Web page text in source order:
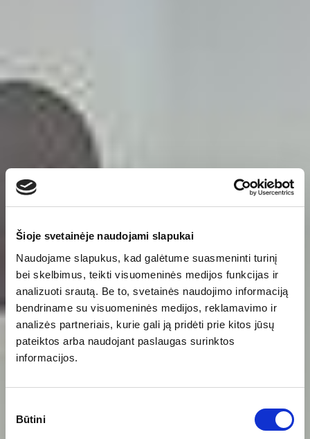
Šioje svetainėje naudojami slapukai
Naudojame slapukus, kad galėtume suasmeninti turinį
bei skelbimus, teikti visuomeninės medijos funkcijas ir
analizuoti srautą. Be to, svetainės naudojimo informaciją
bendriname su visuomeninės medijos, reklamavimo ir
analizės partneriais, kurie gali ją pridėti prie kitos jūsų
pateiktos arba naudojant paslaugas surinktos
informacijos.
pasirinkimas
Būtini